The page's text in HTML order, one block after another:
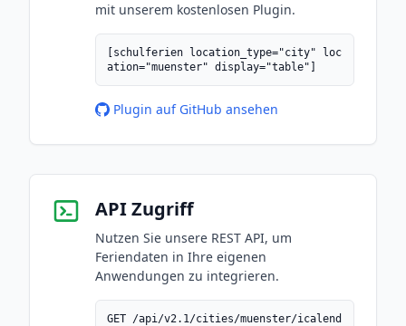
mit unserem kostenlosen Plugin.
[schulferien location_type="city" loc
ation="muenster" display="table"]
Plugin auf GitHub ansehen
API Zugriff
Nutzen Sie unsere REST API, um
Feriendaten in Ihre eigenen
Anwendungen zu integrieren.
GET /api/v2.1/cities/muenster/icalend